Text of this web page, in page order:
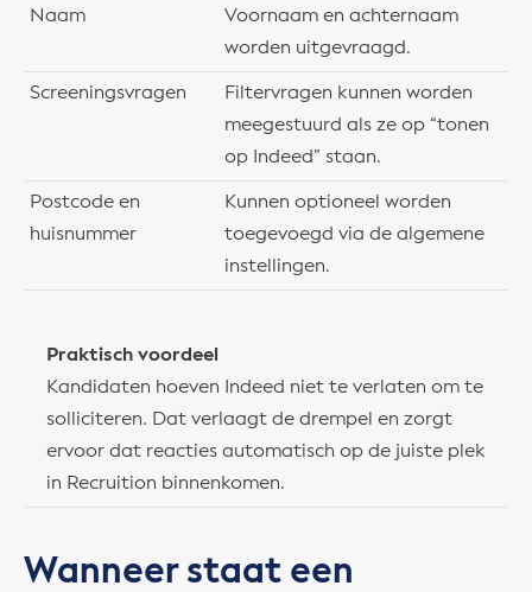
Naam
Voornaam en achternaam
worden uitgevraagd.
Screeningsvragen
Filtervragen kunnen worden
meegestuurd als ze op “tonen
op Indeed” staan.
Postcode en
huisnummer
Kunnen optioneel worden
toegevoegd via de algemene
instellingen.
Praktisch voordeel
Kandidaten hoeven Indeed niet te verlaten om te
solliciteren. Dat verlaagt de drempel en zorgt
ervoor dat reacties automatisch op de juiste plek
in Recruition binnenkomen.
Wanneer staat een